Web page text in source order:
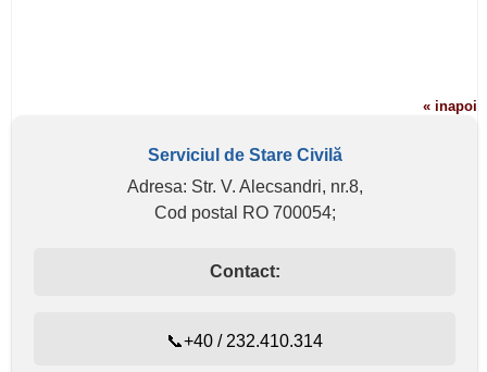
« inapoi
Serviciul de Stare Civilă
Adresa: Str. V. Alecsandri, nr.8,
Cod postal RO 700054;
Contact:
📞+40 / 232.410.314